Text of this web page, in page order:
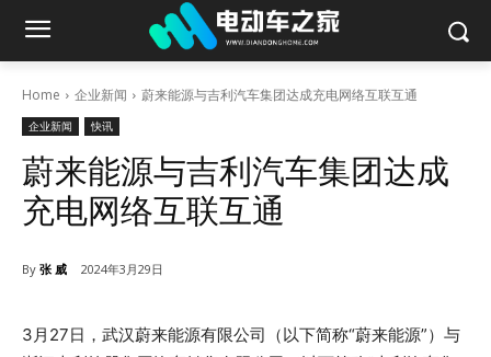
Home 企业新闻 蔚来能源与吉利汽车集团达成充电网络互联互通
企业新闻 快讯
蔚来能源与吉利汽车集团达成
充电网络互联互通
By 张 威 2024年3月29日
3月27日，武汉蔚来能源有限公司（以下简称“蔚来能源”）与